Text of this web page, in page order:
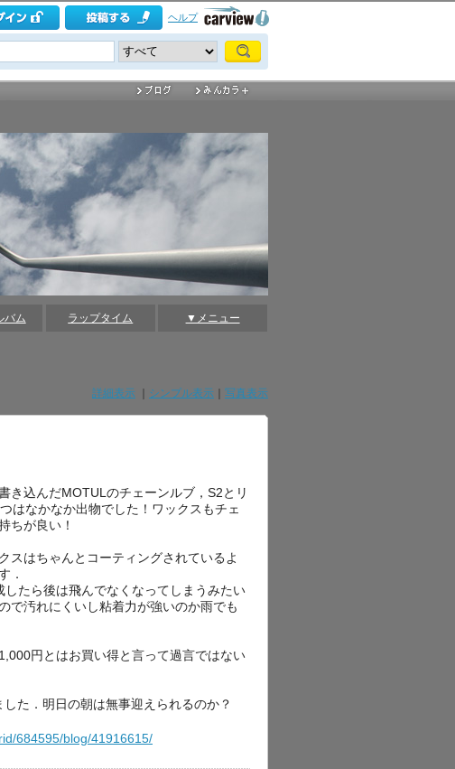
ヘルプ
バム ラップタイム ▼メニュー
詳細表示 シンプル表示 写真表示
き込んだMOTULのチェーンルブ，S2とリ
はなかなか出物でした！ワックスもチェ
ちが良い！
スはちゃんとコーティングされているよ
．
したら後は飛んでなくなってしまうみたい
で汚れにくいし粘着力が強いのか雨でも
円とはお買い得と言って過言ではない
た．明日の朝は無事迎えられるのか？
684595/blog/41916615/